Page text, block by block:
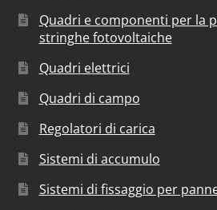
Quadri e componenti per la
stringhe fotovoltaiche
Quadri elettrici
Quadri di campo
Regolatori di carica
Sistemi di accumulo
Sistemi di fissaggio per